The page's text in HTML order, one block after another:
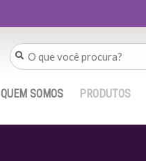
QUEM SOMOS PRODUTOS